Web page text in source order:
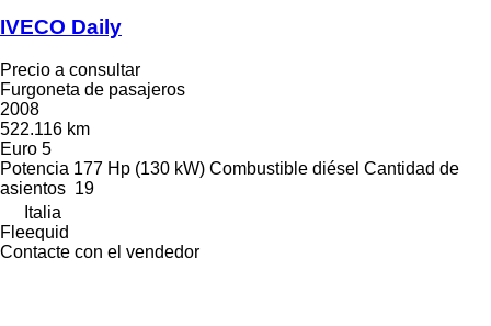
IVECO Daily
Precio a consultar
Furgoneta de pasajeros
2008
522.116 km
Euro 5
Potencia 177 Hp (130 kW) Combustible diésel Cantidad de
asientos 19
Italia
Fleequid
Contacte con el vendedor